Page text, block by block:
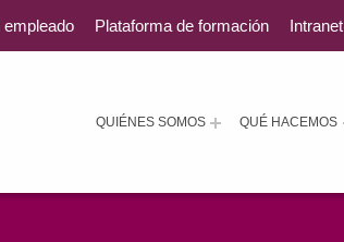
QUIÉNES SOMOS QUÉ HACEMOS
empleado Plataforma de formación Intranet